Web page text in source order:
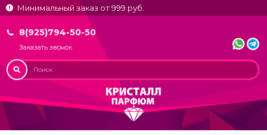
Минимальный заказ от 999 руб.
8(925)794-50-50
Заказать звонок